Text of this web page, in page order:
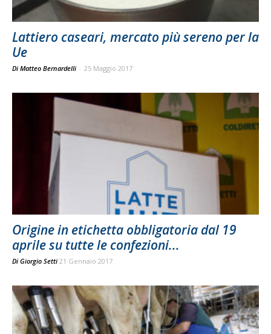
Lattiero caseari, mercato più sereno per la
Ue
Di Matteo Bernardelli - 25 Maggio 2017
Origine in etichetta obbligatoria dal 19
aprile su tutte le confezioni...
Di Giorgio Setti 21 Gennaio 2017